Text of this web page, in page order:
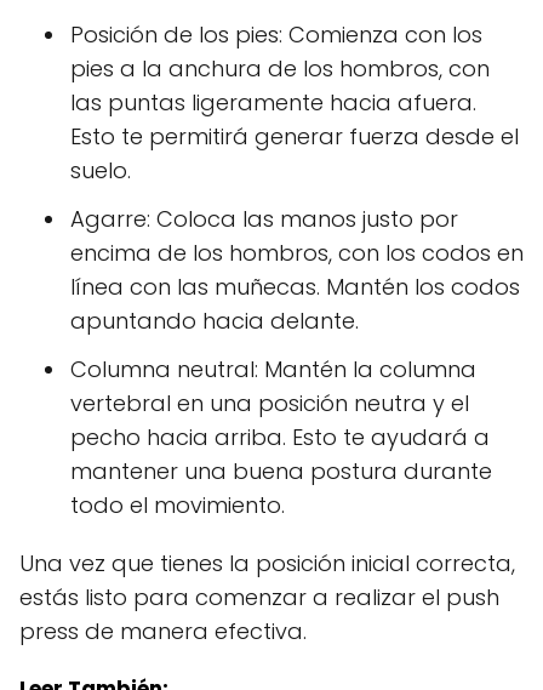
Posición de los pies: Comienza con los
pies a la anchura de los hombros, con
las puntas ligeramente hacia afuera.
Esto te permitirá generar fuerza desde el
suelo.
Agarre: Coloca las manos justo por
encima de los hombros, con los codos en
línea con las muñecas. Mantén los codos
apuntando hacia delante.
Columna neutral: Mantén la columna
vertebral en una posición neutra y el
pecho hacia arriba. Esto te ayudará a
mantener una buena postura durante
todo el movimiento.
Una vez que tienes la posición inicial correcta,
estás listo para comenzar a realizar el push
press de manera efectiva.